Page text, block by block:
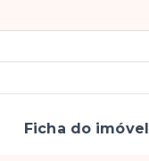
Ficha do imóvel